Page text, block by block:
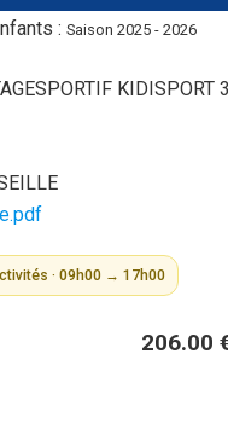
: Saison 2025 - 2026
· 09h00 → 17h00
206.00